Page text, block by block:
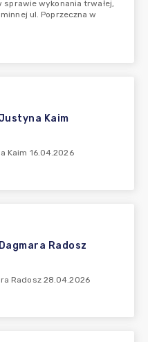
wykonania trwałej,
ul. Poprzeczna w
Kaim
Kaim 16.04.2026
Radosz
Radosz 28.04.2026